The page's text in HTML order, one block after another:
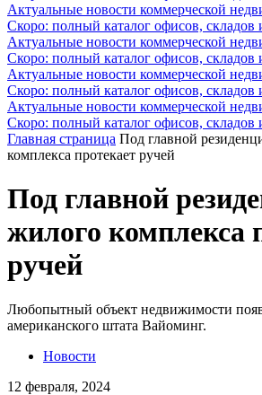
Актуальные новости коммерческой
Скоро: полный каталог офисов,
Актуальные новости коммерческой
Скоро: полный каталог офисов,
Актуальные новости коммерческой
Скоро: полный каталог офисов,
Актуальные новости коммерческой
Скоро: полный каталог офисов,
Главная страница Под главной
комплекса протекает ручей
Под главной
жилого комплекса
ручей
Любопытный объект недвижимости
американского штата Вайоминг.
Новости
12 февраля, 2024